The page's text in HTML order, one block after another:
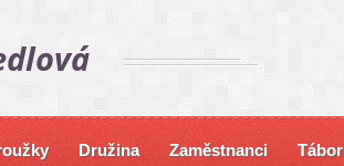
Družina Zaměstnanci Tábor